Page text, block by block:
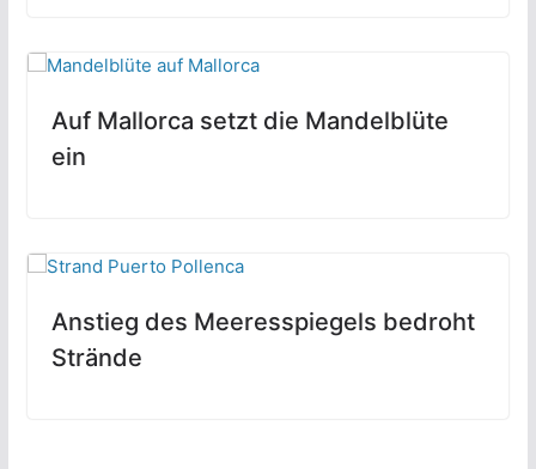
Auf Mallorca setzt die Mandelblüte
ein
Anstieg des Meeresspiegels bedroht
Strände